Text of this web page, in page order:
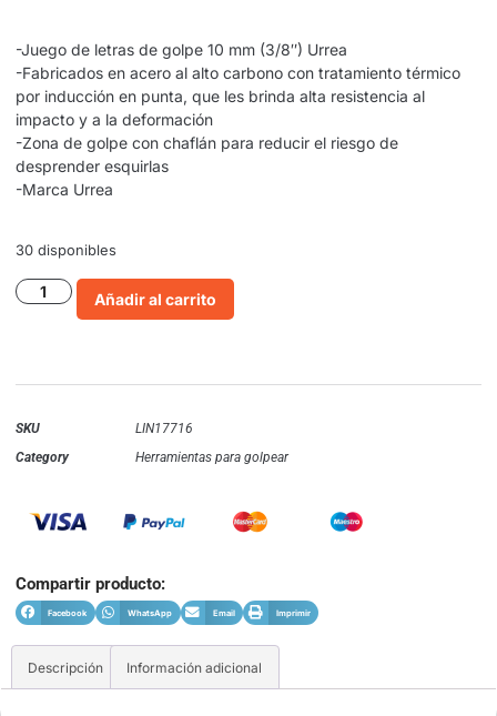
-Juego de letras de golpe 10 mm (3/8″) Urrea
-Fabricados en acero al alto carbono con tratamiento térmico
por inducción en punta, que les brinda alta resistencia al
impacto y a la deformación
-Zona de golpe con chaflán para reducir el riesgo de
desprender esquirlas
-Marca Urrea
30 disponibles
Añadir al carrito
SKU
LIN17716
Category
Herramientas para golpear
Compartir producto:
Facebook WhatsApp Email Imprimir
Descripción Información adicional